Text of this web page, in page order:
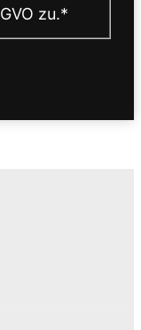
zu.*